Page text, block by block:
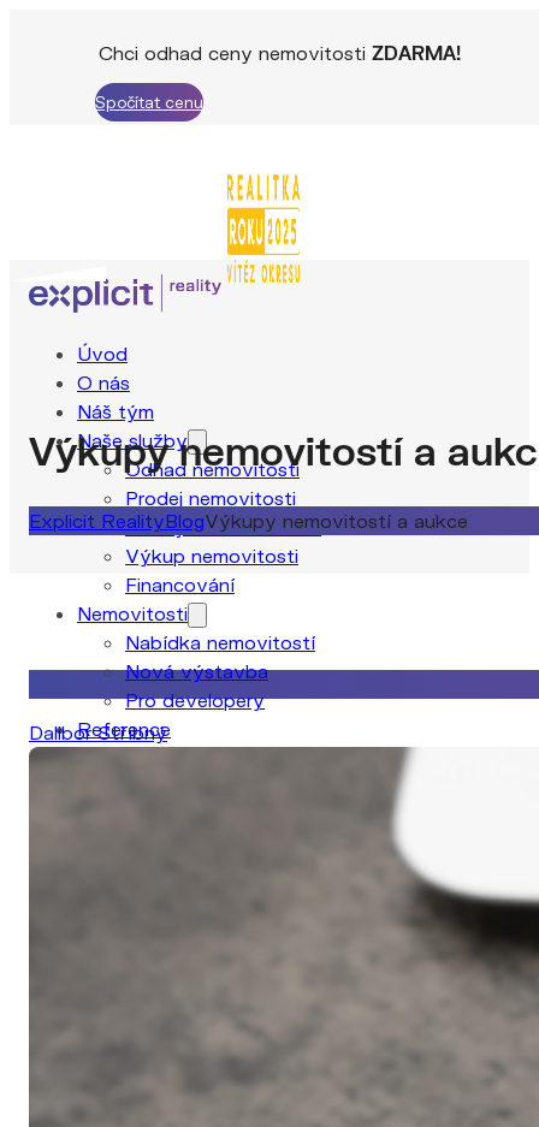
Chci odhad ceny nemovitosti ZDARMA!
Spočítat cenu
Úvod
O nás
Náš tým
Naše služby
Odhad nemovitosti
Prodej nemovitosti
Pronájem nemovitosti
Výkup nemovitosti
Financování
Nemovitosti
Nabídka nemovitostí
Nová výstavba
Pro developery
Reference
Prodej nemovitosti
Pronájem nemovitosti
Výkup nemovitosti
Financování
Výkupy nemovitostí a
Explicit RealityBlogVýkupy nemovitostí a aukce
25. 11. 2020
Dalibor Stříbný